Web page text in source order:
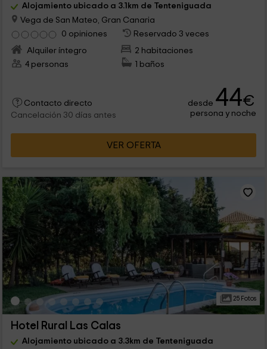
Alojamiento ubicado a 3.1km de Tenteniguada
Vega de San Mateo, Gran Canaria
0 opiniones
Reservado 3 veces
Alquiler íntegro
2 habitaciones
4 personas
1 baños
Contacto directo
Cancelación 30 días antes
desde 44€
persona y noche
VER OFERTA
25 Fotos
Hotel Rural Las Calas
Alojamiento ubicado a 3.3km de Tenteniguada